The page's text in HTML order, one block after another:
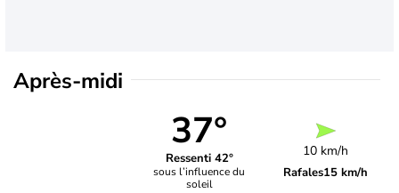
Après-midi
37°
Ressenti 42°
sous l’influence du
soleil
10 km/h
Rafales15 km/h